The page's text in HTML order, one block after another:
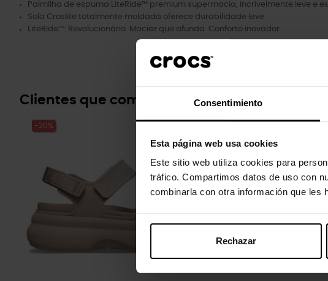
Consentimiento
Esta página web usa cookies
Este sitio web utiliza cookies para
tráfico. Compartimos datos de uso con
combinarla con otra información que les
Rechazar
Palmilha de espuma LiteRide™ premium supermacia, incrivelmente leve e
Sola Croslite totalmente moldada oferece durabilidade leve
LiteRide™: Revolucionário. Maciez que afunda. Conforto inovador.
Clientes que compraram este produto
-20%